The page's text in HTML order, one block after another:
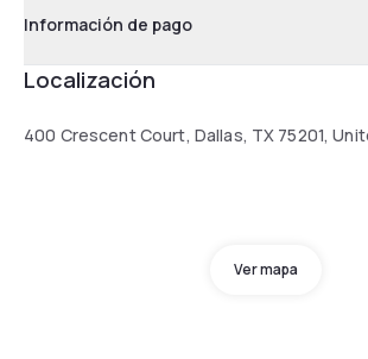
Información de pago
Localización
400 Crescent Court, Dallas, TX 75201,
Ver mapa